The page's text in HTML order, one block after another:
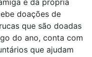
e da própria
doações de
que são doadas
do ano, conta com
que ajudam